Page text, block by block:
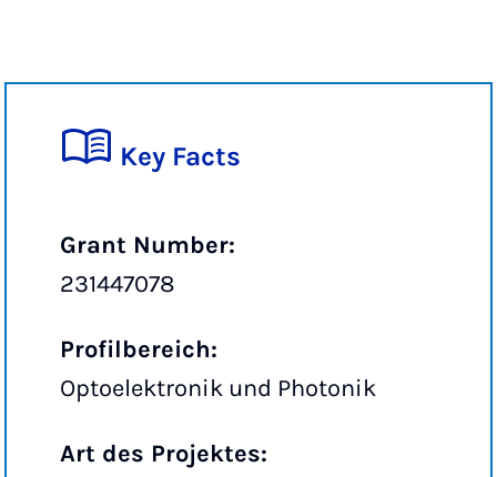
Key Facts
Grant Number:
231447078
Profilbereich:
Optoelektronik und Photonik
Art des Projektes: